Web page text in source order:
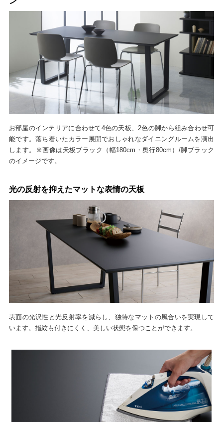
お部屋のインテリアに合わせて4色の天板、2色の脚から組み合わせ可
能です。落ち着いたカラー展開でおしゃれなダイニングルームを演出
します。※画像は天板ブラック（幅180cm・奥行80cm）/脚ブラック
のイメージです。
光の反射を抑えたマットな表情の天板
表面の光沢性と光反射率を減らし、独特なマットの風合いを実現して
います。指紋も付きにくく、美しい状態を保つことができます。